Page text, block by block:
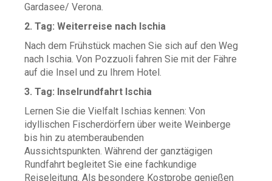
Gardasee/ Verona.
2. Tag: Weiterreise nach Ischia
Nach dem Frühstück machen Sie sich auf den Weg
nach Ischia. Von Pozzuoli fahren Sie mit der Fähre
auf die Insel und zu Ihrem Hotel.
3. Tag: Inselrundfahrt Ischia
Lernen Sie die Vielfalt Ischias kennen: Von
idyllischen Fischerdörfern über weite Weinberge
bis hin zu atemberaubenden
Aussichtspunkten. Während der ganztägigen
Rundfahrt begleitet Sie eine fachkundige
Reiseleitung. Als besondere Kostprobe genießen